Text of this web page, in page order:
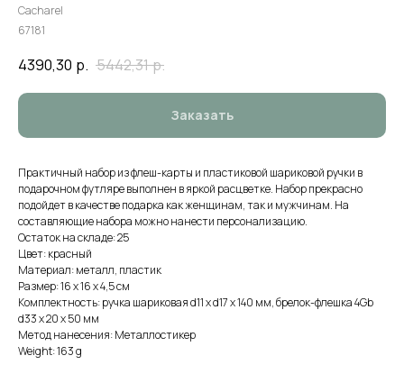
Cacharel
67181
4390,30 р. 5442,31р.
Заказать
Практичный набор из флеш-карты и пластиковой шариковой ручки в
подарочном футляре выполнен в яркой расцветке. Набор прекрасно
подойдет в качестве подарка как женщинам, так и мужчинам. На
составляющие набора можно нанести персонализацию.
Остаток на складе: 25
Цвет: красный
Материал: металл, пластик
Размер: 16 х 16 х 4,5 см
Комплектность: ручка шариковая d11 х d17 х 140 мм, брелок-флешка 4Gb
d33 х 20 х 50 мм
Метод нанесения: Металлостикер
Weight: 163 g